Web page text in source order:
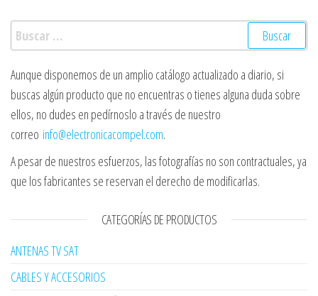
Buscar:
Aunque disponemos de un amplio catálogo actualizado a diario, si
buscas algún producto que no encuentras o tienes alguna duda sobre
ellos, no dudes en pedírnoslo a través de nuestro
correo info@electronicacompel.com.
A pesar de nuestros esfuerzos, las fotografías no son contractuales, ya
que los fabricantes se reservan el derecho de modificarlas.
CATEGORÍAS DE PRODUCTOS
ANTENAS TV SAT
CABLES Y ACCESORIOS